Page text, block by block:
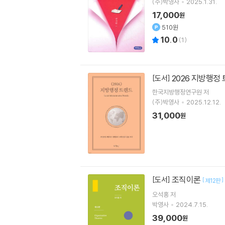
17,000원
510원
10.0 (1)
[도서] 2026 지방행정
한국지방행정연구원 저
(주)박영사
2025.12.12.
31,000원
[도서] 조직이론 [제12판]
오석홍저
박영사
2024.7.15.
39,000원